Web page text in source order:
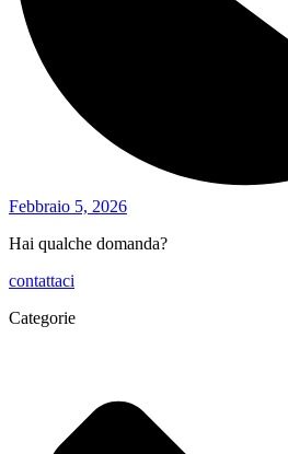
Febbraio 5, 2026
Hai qualche domanda?
contattaci
Categorie